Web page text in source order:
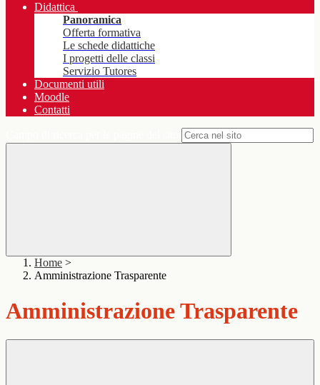
Didattica
Panoramica
Offerta formativa
Le schede didattiche
I progetti delle classi
Servizio Tutores
Documenti utili
Moodle
Contatti
Home >
Amministrazione Trasparente
Amministrazione Trasparente